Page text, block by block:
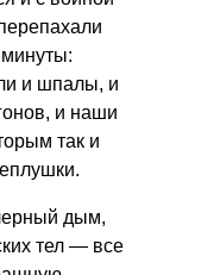
и шпалы, и
и наши
так и
дым,
тел — все